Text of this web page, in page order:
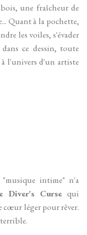
une fraîcheur de
Quant à la pochette,
les voiles, s'évader
ce dessin, toute
l'univers d'un artiste
"musique intime" n'a
Diver's Curse qui
léger pour rêver.